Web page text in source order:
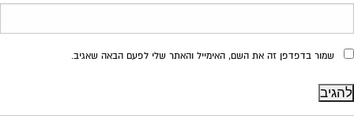
שמור בדפדפן זה את השם, האימייל והאתר שלי לפעם הבאה שאגיב.